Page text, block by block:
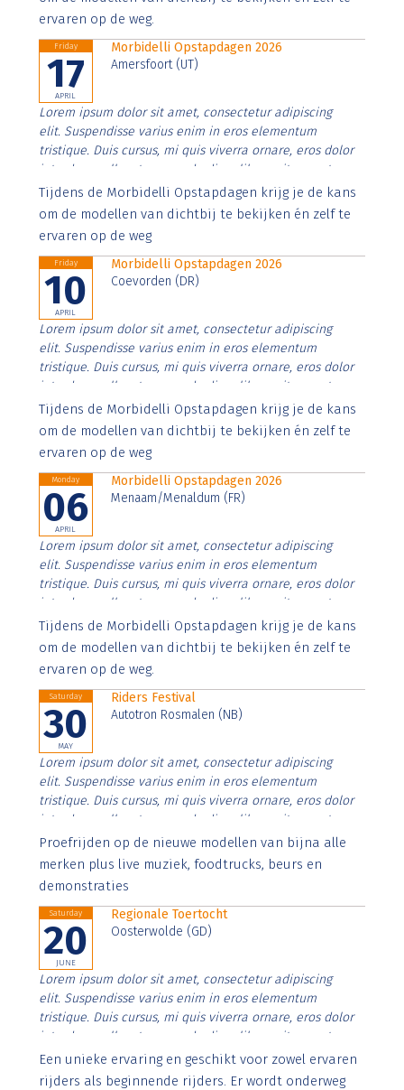
ervaren op de weg.
Friday
17
APRIL
Morbidelli Opstapdagen 2026
Amersfoort (UT)
Lorem ipsum dolor sit amet, consectetur adipiscing
elit. Suspendisse varius enim in eros elementum
tristique. Duis cursus, mi quis viverra ornare, eros dolor
interdum nulla, ut commodo diam libero vitae erat.
Aenean faucibus nibh et justo cursus id rutrum lorem
imperdiet. Nunc ut sem vitae risus tristique posuere.
Tijdens de Morbidelli Opstapdagen krijg je de kans
om de modellen van dichtbij te bekijken én zelf te
ervaren op de weg
Friday
10
APRIL
Morbidelli Opstapdagen 2026
Coevorden (DR)
Lorem ipsum dolor sit amet, consectetur adipiscing
elit. Suspendisse varius enim in eros elementum
tristique. Duis cursus, mi quis viverra ornare, eros dolor
interdum nulla, ut commodo diam libero vitae erat.
Aenean faucibus nibh et justo cursus id rutrum lorem
imperdiet. Nunc ut sem vitae risus tristique posuere.
Tijdens de Morbidelli Opstapdagen krijg je de kans
om de modellen van dichtbij te bekijken én zelf te
ervaren op de weg
Monday
06
APRIL
Morbidelli Opstapdagen 2026
Menaam/Menaldum (FR)
Lorem ipsum dolor sit amet, consectetur adipiscing
elit. Suspendisse varius enim in eros elementum
tristique. Duis cursus, mi quis viverra ornare, eros dolor
interdum nulla, ut commodo diam libero vitae erat.
Aenean faucibus nibh et justo cursus id rutrum lorem
imperdiet. Nunc ut sem vitae risus tristique posuere.
Tijdens de Morbidelli Opstapdagen krijg je de kans
om de modellen van dichtbij te bekijken én zelf te
ervaren op de weg.
Saturday
30
MAY
Riders Festival
Autotron Rosmalen (NB)
Lorem ipsum dolor sit amet, consectetur adipiscing
elit. Suspendisse varius enim in eros elementum
tristique. Duis cursus, mi quis viverra ornare, eros dolor
interdum nulla, ut commodo diam libero vitae erat.
Aenean faucibus nibh et justo cursus id rutrum lorem
imperdiet. Nunc ut sem vitae risus tristique posuere.
Proefrijden op de nieuwe modellen van bijna alle
merken plus live muziek, foodtrucks, beurs en
demonstraties
Saturday
20
JUNE
Regionale Toertocht
Oosterwolde (GD)
Lorem ipsum dolor sit amet, consectetur adipiscing
elit. Suspendisse varius enim in eros elementum
tristique. Duis cursus, mi quis viverra ornare, eros dolor
interdum nulla, ut commodo diam libero vitae erat.
Aenean faucibus nibh et justo cursus id rutrum lorem
imperdiet. Nunc ut sem vitae risus tristique posuere.
Een unieke ervaring en geschikt voor zowel ervaren
rijders als beginnende rijders. Er wordt onderweg